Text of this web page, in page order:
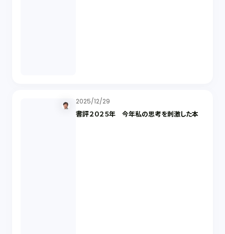
2025/12/29
書評２０２５年 今年私の思考を刺激した本